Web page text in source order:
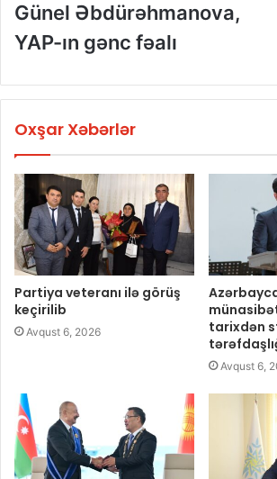
Günel Əbdürəhmanova,
YAP-ın gənc fəalı
Oxşar Xəbərlər
Partiya veteranı ilə görüş
keçirilib
Avqust 6, 2026
tarixdən
Avqust 6,